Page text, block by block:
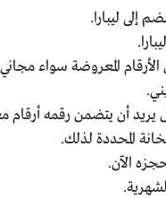
إلى ليبارا.
الأرقام المعروضة سواء
يريد أن يتضمن رقمه أرقام
المحددة لذلك.
الآن.